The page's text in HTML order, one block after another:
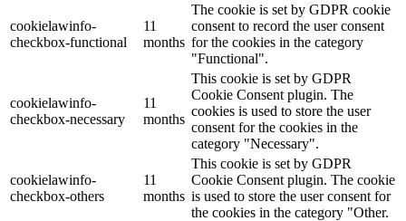
cookielawinfo-
checkbox-functional
11
months
The cookie is set by GDPR cookie
consent to record the user consent
for the cookies in the category
"Functional".
cookielawinfo-
checkbox-necessary
11
months
This cookie is set by GDPR
Cookie Consent plugin. The
cookies is used to store the user
consent for the cookies in the
category "Necessary".
cookielawinfo-
checkbox-others
11
months
This cookie is set by GDPR
Cookie Consent plugin. The cookie
is used to store the user consent for
the cookies in the category "Other.